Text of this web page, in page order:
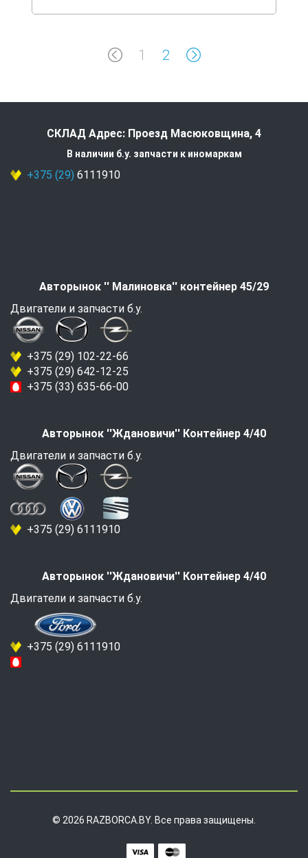
1 2
СКЛАД Адрес: Проезд Масюковщина, 4
В наличии б.у. запчасти к иномаркам
+375 (29) 6111910
Авторынок '' Малиновка'' контейнер 45/29
Двигатели и запчасти б.у.
+375 (29) 102-22-66
+375 (29) 642-12-25
+375 (33) 635-66-00
Авторынок ''Ждановичи'' Контейнер 4/40
Двигатели и запчасти б.у.
+375 (29) 6111910
Авторынок ''Ждановичи'' Контейнер 4/40
Двигатели и запчасти б.у.
+375 (29) 6111910
© 2026 RAZBORCA.BY. Все права защищены.